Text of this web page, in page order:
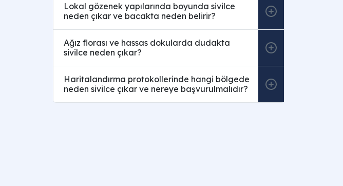
Lokal gözenek yapılarında boyunda sivilce
neden çıkar ve bacakta neden belirir?
Ağız florası ve hassas dokularda dudakta
sivilce neden çıkar?
Haritalandırma protokollerinde hangi bölgede
neden sivilce çıkar ve nereye başvurulmalıdır?